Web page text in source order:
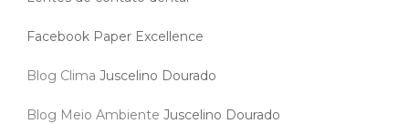
Facebook Paper Excellence
Blog Clima Juscelino Dourado
Blog Meio Ambiente Juscelino Dourado